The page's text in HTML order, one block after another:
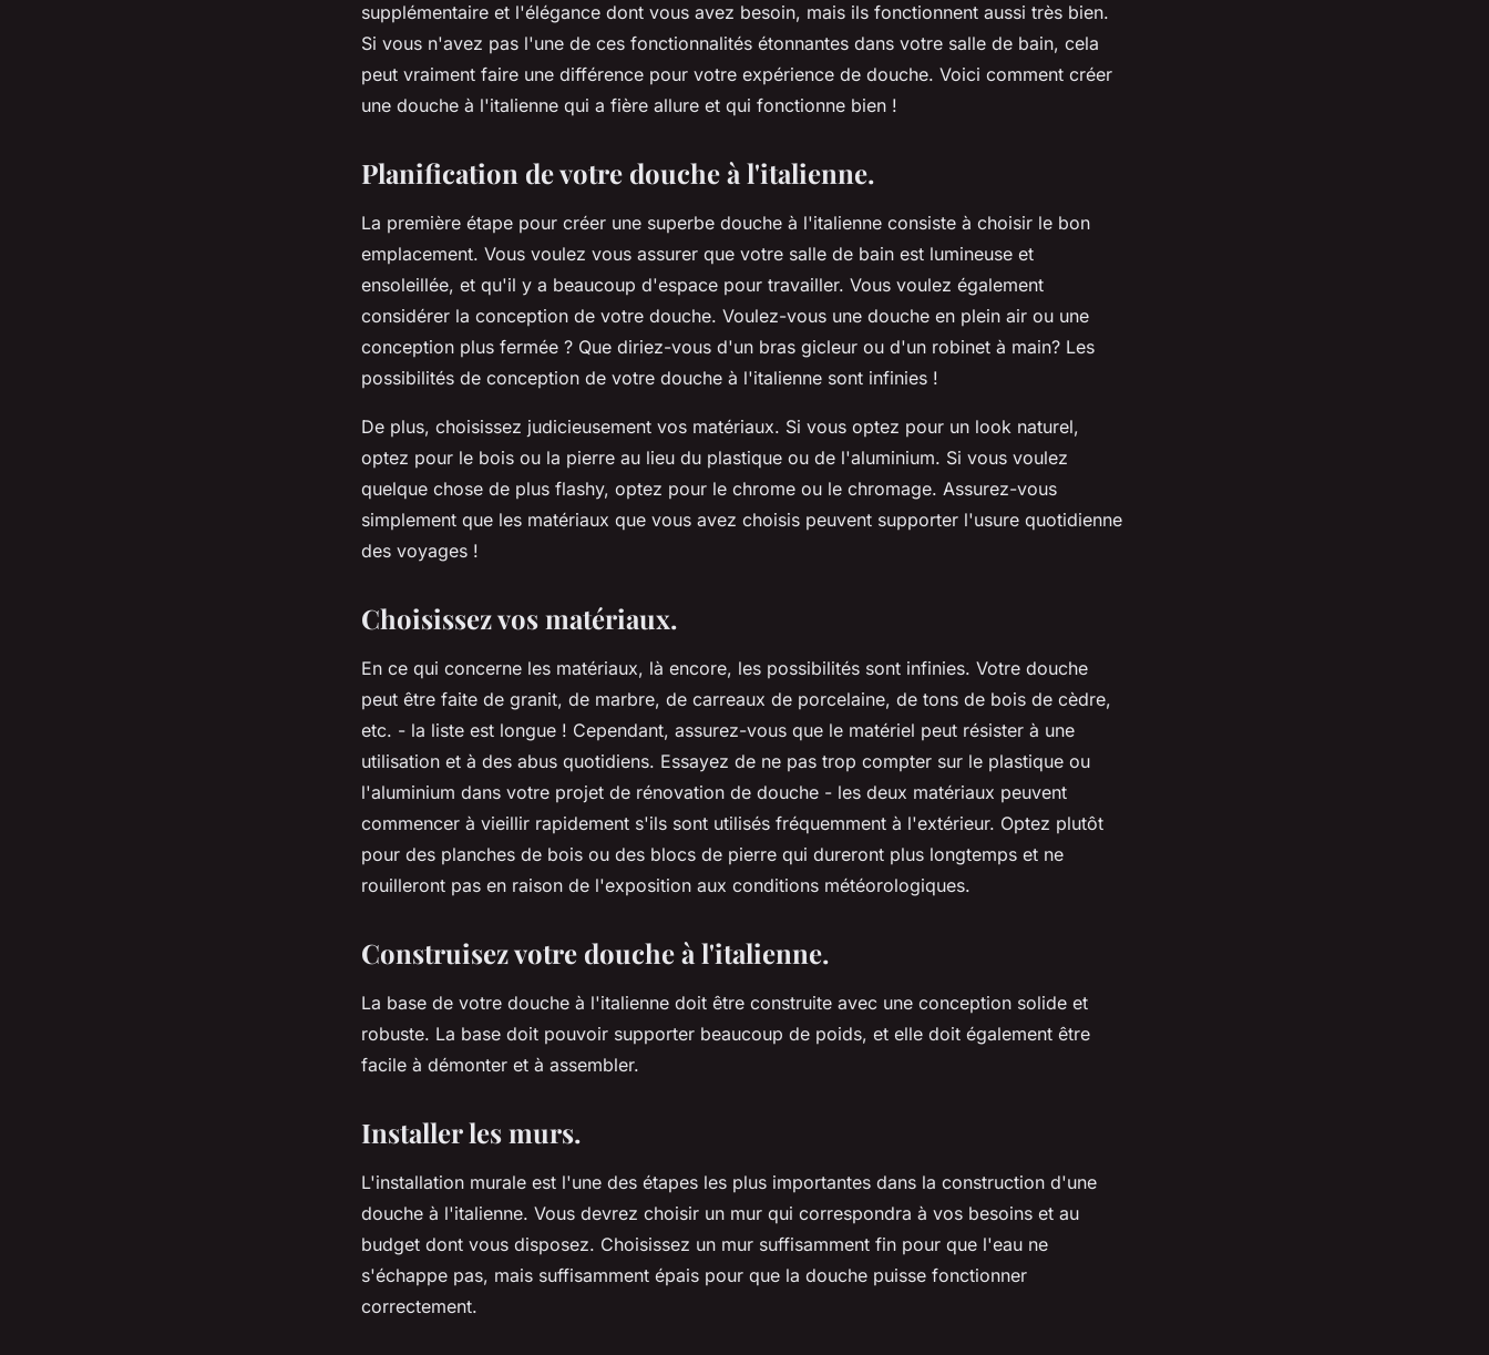
supplémentaire et l'élégance dont vous avez besoin, mais ils fonctionnent aussi très bien.
Si vous n'avez pas l'une de ces fonctionnalités étonnantes dans votre salle de bain, cela
peut vraiment faire une différence pour votre expérience de douche. Voici comment créer
une douche à l'italienne qui a fière allure et qui fonctionne bien !
Planification de votre douche à l'italienne.
La première étape pour créer une superbe douche à l'italienne consiste à choisir le bon
emplacement. Vous voulez vous assurer que votre salle de bain est lumineuse et
ensoleillée, et qu'il y a beaucoup d'espace pour travailler. Vous voulez également
considérer la conception de votre douche. Voulez-vous une douche en plein air ou une
conception plus fermée ? Que diriez-vous d'un bras gicleur ou d'un robinet à main? Les
possibilités de conception de votre douche à l'italienne sont infinies !
De plus, choisissez judicieusement vos matériaux. Si vous optez pour un look naturel,
optez pour le bois ou la pierre au lieu du plastique ou de l'aluminium. Si vous voulez
quelque chose de plus flashy, optez pour le chrome ou le chromage. Assurez-vous
simplement que les matériaux que vous avez choisis peuvent supporter l'usure quotidienne
des voyages !
Choisissez vos matériaux.
En ce qui concerne les matériaux, là encore, les possibilités sont infinies. Votre douche
peut être faite de granit, de marbre, de carreaux de porcelaine, de tons de bois de cèdre,
etc. - la liste est longue ! Cependant, assurez-vous que le matériel peut résister à une
utilisation et à des abus quotidiens. Essayez de ne pas trop compter sur le plastique ou
l'aluminium dans votre projet de rénovation de douche - les deux matériaux peuvent
commencer à vieillir rapidement s'ils sont utilisés fréquemment à l'extérieur. Optez plutôt
pour des planches de bois ou des blocs de pierre qui dureront plus longtemps et ne
rouilleront pas en raison de l'exposition aux conditions météorologiques.
Construisez votre douche à l'italienne.
La base de votre douche à l'italienne doit être construite avec une conception solide et
robuste. La base doit pouvoir supporter beaucoup de poids, et elle doit également être
facile à démonter et à assembler.
Installer les murs.
L'installation murale est l'une des étapes les plus importantes dans la construction d'une
douche à l'italienne. Vous devrez choisir un mur qui correspondra à vos besoins et au
budget dont vous disposez. Choisissez un mur suffisamment fin pour que l'eau ne
s'échappe pas, mais suffisamment épais pour que la douche puisse fonctionner
correctement.